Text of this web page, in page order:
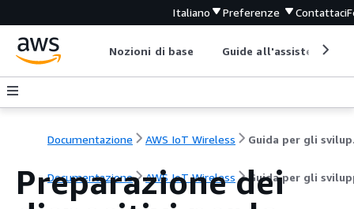
Italiano Preferenze Contattaci
Nozioni di base Guide all'assistenza
Documentazione AWS IoT Wireless
Documentazione AWS IoT Wireless Guida per gli
Preparazione dei